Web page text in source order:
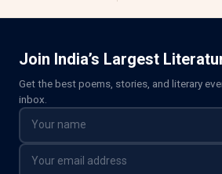
Join India’s Largest
Get the best poems, stories, and literary
inbox.